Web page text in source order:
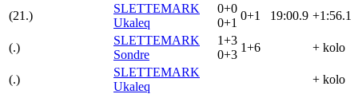
(21.)
SLETTEMARK
Ukaleq
0+0
0+1
0+1 19:00.9 +1:56.1
(.)
SLETTEMARK
Sondre
1+3
0+3
1+6 + kolo
(.)
SLETTEMARK
Ukaleq
+ kolo